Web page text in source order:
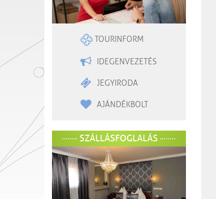
TOURINFORM
IDEGENVEZETÉS
JEGYIRODA
AJÁNDÉKBOLT
SZÁLLÁSFOGLALÁS